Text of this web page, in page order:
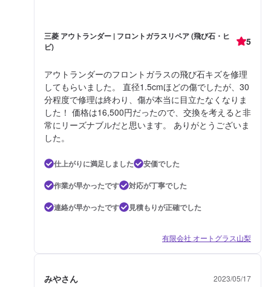
三菱 アウトランダー | フロントガラスリペア (飛び石・ヒ
ビ)
5
アウトランダーのフロントガラスの飛び石キズを修理
してもらいました。 直径1.5cmほどの傷でしたが、30
分程度で修理は終わり、傷が本当に目立たなくなりま
した！ 価格は16,500円だったので、交換を考えると非
常にリーズナブルだと思います。 ありがとうございま
した。
仕上がりに満足しました
安価でした
作業が早かったです
対応が丁寧でした
連絡が早かったです
見積もりが正確でした
有限会社 オートグラス山梨
みやさん 2023/05/17